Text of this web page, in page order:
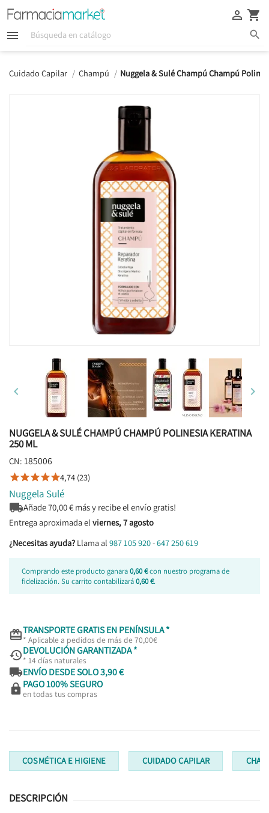
  
 
Cuidado Capilar Champú Nuggela & Sulé Champú Champú
 
NUGGELA & SULÉ CHAMPÚ CHAMPÚ POLINESIA KERATINA
250 ML
CN: 185006
4,74 (23)
Nuggela Sulé
Añade70,00€ más y recibe el envío gratis!
Entrega aproximada el viernes, 7 agosto
¿Necesitas ayuda? Llama al 987 105 920-647 250 619
Comprando este producto ganara0,60 €con nuestro programa de
fidelización. Su carrito contabilizará0,60 €.
TRANSPORTE GRATIS EN PENÍNSULA *
* Aplicable a pedidos de más de 70,00€
DEVOLUCIÓN GARANTIZADA *
* 14 días naturales
ENVÍO DESDE SOLO 3,90 €
 PAGO 100% SEGURO
en todas tus compras
COSMÉTICA E HIGIENE CUIDADO CAPILAR
DESCRIPCIÓN